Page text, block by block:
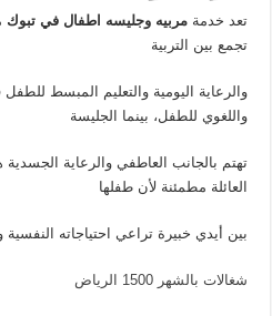
تعد خدمةمربيه وجليسه اطفال في تبوك
تجمع بين التربية
والرعاية اليومية والتعليم المبسط للطفل
واللغوي للطفل، بينما الجليسة
تهتم بالجانب العاطفي والرعاية الجسدية
العائلة مطمئنة لأن طفلها
بين أيدي خبيرة تراعي احتياجاته النفسية
شغالات بالشهر 1500 الرياض